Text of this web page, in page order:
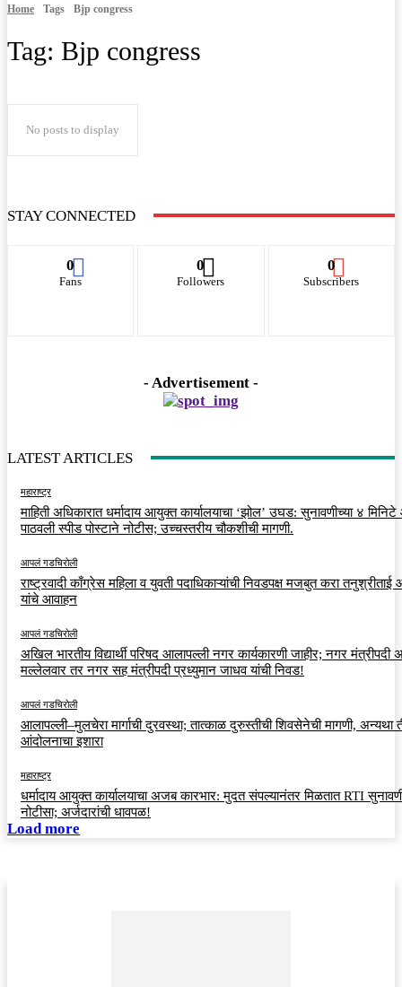
Home Tags Bjp congress
Tag: Bjp congress
No posts to display
STAY CONNECTED
0
Fans
0
Followers
0
Subscribers
- Advertisement -
LATEST ARTICLES
महाराष्ट्र
माहिती अधिकारात धर्मादाय आयुक्त कार्यालयाचा ‘झोल’ उघड: सुनावणीच्या ४
पाठवली स्पीड पोस्टाने नोटीस; उच्चस्तरीय चौकशीची मागणी.
आपलं गडचिरोली
राष्ट्रवादी काँग्रेस महिला व युवती पदाधिकाऱ्यांची निवडपक्ष मजबुत करा तनुश्रीताई
यांचे आवाहन
आपलं गडचिरोली
अखिल भारतीय विद्यार्थी परिषद आलापल्ली नगर कार्यकारणी जाहीर; नगर मंत्रीपदी
मल्लेलवार तर नगर सह मंत्रीपदी प्रध्युमान जाधव यांची निवड!
आपलं गडचिरोली
आलापल्ली–मुलचेरा मार्गाची दुरवस्था; तात्काळ दुरुस्तीची शिवसेनेची मागणी, अन्यथा
आंदोलनाचा इशारा
महाराष्ट्र
धर्मादाय आयुक्त कार्यालयाचा अजब कारभार: मुदत संपल्यानंतर मिळतात RTI
नोटीसा; अर्जदारांची धावपळ!
Load more